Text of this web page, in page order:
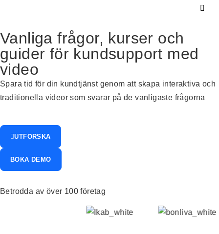
Vanliga frågor, kurser och
guider för kundsupport med
video
Spara tid för din kundtjänst genom att skapa interaktiva och
traditionella videor som svarar på de vanligaste frågorna
UTFORSKA
BOKA DEMO
Betrodda av över 100 företag